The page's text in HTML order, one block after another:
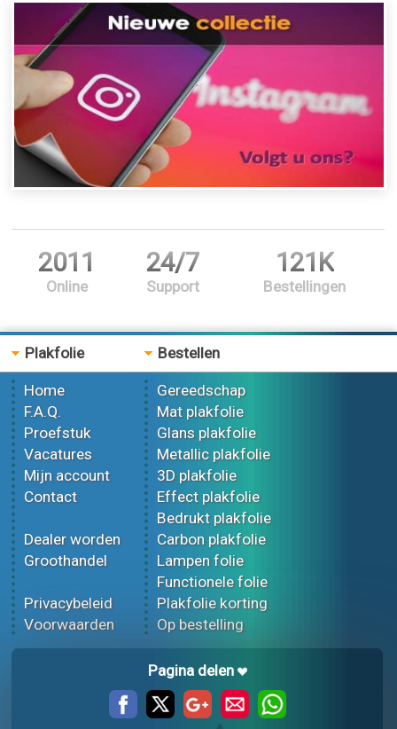
2011
Online
24/7
Support
121K
Bestellingen
Plakfolie
Home
F.A.Q.
Proefstuk
Vacatures
Mijn account
Contact
Dealer worden
Groothandel
Privacybeleid
Voorwaarden
Bestellen
Gereedschap
Mat plakfolie
Glans plakfolie
Metallic plakfolie
3D plakfolie
Effect plakfolie
Bedrukt plakfolie
Carbon plakfolie
Lampen folie
Functionele folie
Plakfolie korting
Op bestelling
Pagina delen